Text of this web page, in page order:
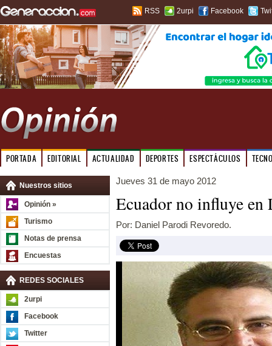
RSS 2urpi Facebook
PORTADA EDITORIAL ACTUALIDAD DEPORTES ESPECTÁCULOS
Nuestros sitios
Opinión »
Turismo
Notas de prensa
Encuestas
REDES SOCIALES
2urpi
Facebook
Twitter
Jueves 31 de mayo 2012
Ecuador no influye en
Por: Daniel Parodi Revoredo.